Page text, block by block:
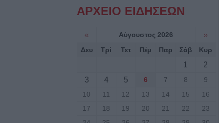
ΑΡΧΕΙΟ ΕΙΔΗΣΕΩΝ
« Αύγουστος 2026 »
Δευ Τρί Τετ Πέμ Παρ Σάβ Κυρ
1
2
3
4 5 6 7 8
9
10
11 12 13 14 15
16
17
18 19 20 21 22
23